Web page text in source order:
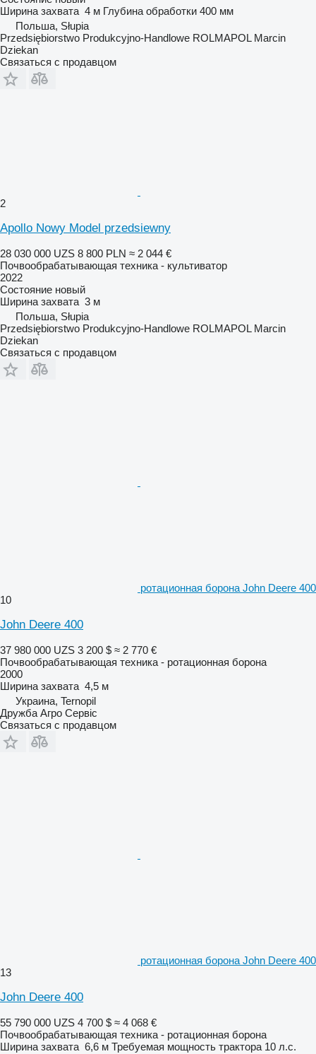
Ширина захвата 4 м Глубина обработки 400 мм
Польша, Słupia
Przedsiębiorstwo Produkcyjno-Handlowe ROLMAPOL Marcin
Dziekan
Связаться с продавцом
2
Apollo Nowy Model przedsiewny
28 030 000 UZS 8 800 PLN ≈ 2 044 €
Почвообрабатывающая техника - культиватор
2022
Состояние новый
Ширина захвата 3 м
Польша, Słupia
Przedsiębiorstwo Produkcyjno-Handlowe ROLMAPOL Marcin
Dziekan
Связаться с продавцом
ротационная борона John Deere 400
10
John Deere 400
37 980 000 UZS 3 200 $ ≈ 2 770 €
Почвообрабатывающая техника - ротационная борона
2000
Ширина захвата 4,5 м
Украина, Ternopil
Дружба Агро Сервіс
Связаться с продавцом
ротационная борона John Deere 400
13
John Deere 400
55 790 000 UZS 4 700 $ ≈ 4 068 €
Почвообрабатывающая техника - ротационная борона
Ширина захвата 6,6 м Требуемая мощность трактора 10 л.с.